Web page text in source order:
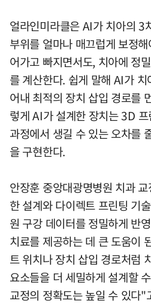
얼라인미라클은 AI가 치아의 3
부위를 얼마나 매끄럽게 보정
어가고 빠지면서도, 치아에 정
를 계산한다. 쉽게 말해 AI가
어내 최적의 장치 삽입 경로를
렇게 AI가 설계한 장치는 3D
과정에서 생길 수 있는 오차를
을 구현한다.
안장훈 중앙대광명병원 치과
한 설계와 다이렉트 프린팅 기
원 구강 데이터를 정밀하게 반
치료를 제공하는 데 큰 도움이
트 위치나 장치 삽입 경로처럼
요소들을 더 세밀하게 설계할
교정의 정확도는 높일 수 있다"